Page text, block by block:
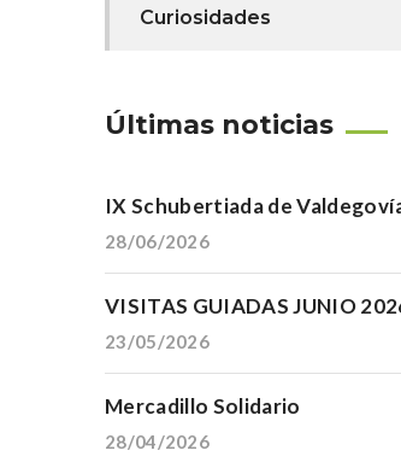
Curiosidades
Últimas noticias
IX Schubertiada de
28/06/2026
VISITAS GUIADAS JUNIO
23/05/2026
Mercadillo Solidario
28/04/2026